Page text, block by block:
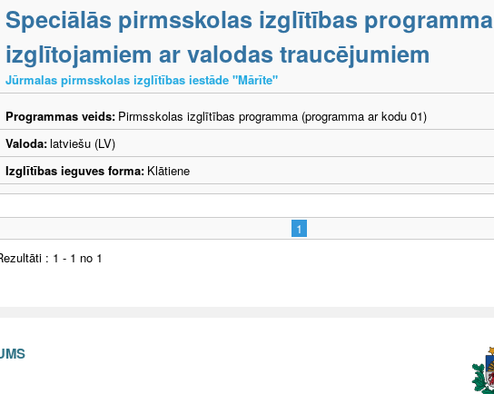
Speciālās pirmsskolas izglītības programma
izglītojamiem ar valodas traucējumiem
Jūrmalas pirmsskolas izglītības iestāde "Mārīte"
Programmas veids: Pirmsskolas izglītības programma (programma ar kodu 01)
Valoda:latviešu (LV)
Izglītības ieguves forma: Klātiene
1
: 1 - 1 no 1